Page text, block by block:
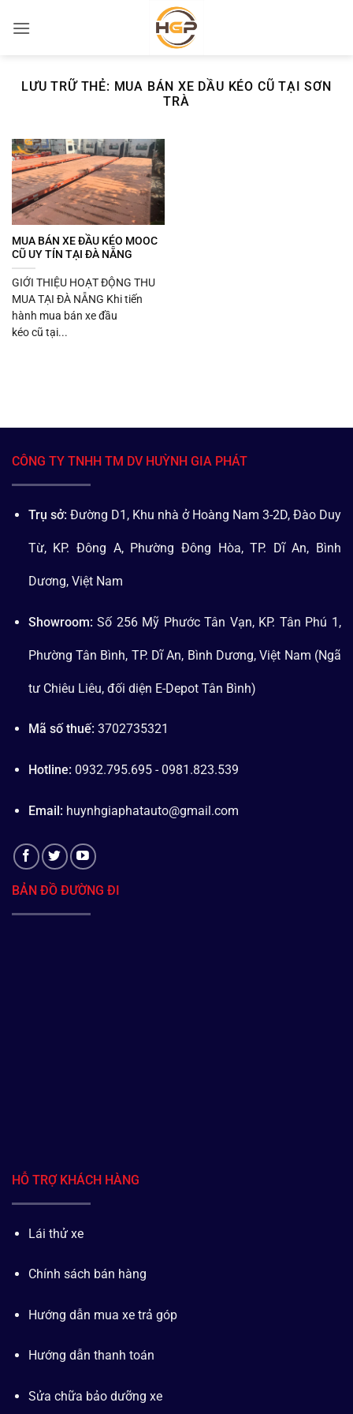
qua
LƯU TRỮ THẺ: MUA BÁN XE DẦU KÉO CŨ TẠI SƠN
TRÀ
MUA BÁN XE ĐẦU KÉO MOOC
CŨ UY TÍN TẠI ĐÀ NẴNG
GIỚI THIỆU HOẠT ĐỘNG THU
MUA TẠI ĐÀ NẴNG Khi tiến
hành mua bán xe đầu
kéo cũ tại...
CÔNG TY TNHH TM DV HUỲNH GIA PHÁT
Trụ sở: Đường D1, Khu nhà ở Hoàng Nam 3-2D, Đào Duy
Từ, KP. Đông A, Phường Đông Hòa, TP. Dĩ An, Bình
Dương, Việt Nam
Showroom: Số 256 Mỹ Phước Tân Vạn, KP. Tân Phú 1,
Phường Tân Bình, TP. Dĩ An, Bình Dương, Việt Nam (Ngã
tư Chiêu Liêu, đối diện E-Depot Tân Bình)
Mã số thuế: 3702735321
Hotline: 0932.795.695 - 0981.823.539
Email: huynhgiaphatauto@gmail.com
BẢN ĐỒ ĐƯỜNG ĐI
HỖ TRỢ KHÁCH HÀNG
Lái thử xe
Chính sách bán hàng
Hướng dẫn mua xe trả góp
Hướng dẫn thanh toán
Sửa chữa bảo dưỡng xe